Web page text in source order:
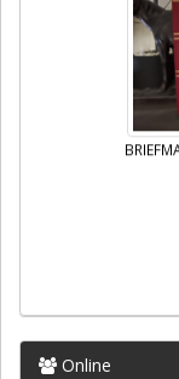
Online